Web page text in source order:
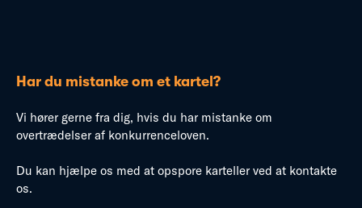
Har du mistanke om et kartel?
Vi hører gerne fra dig, hvis du har mistanke om
overtrædelser af konkurrenceloven.
Du kan hjælpe os med at opspore karteller ved at kontakte
os.